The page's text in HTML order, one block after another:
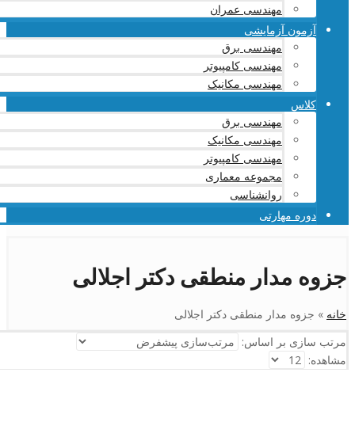
مهندسی عمران
آزمون آزمایشی
مهندسی برق
مهندسی کامپیوتر
مهندسی مکانیک
کلاس
مهندسی برق
مهندسی مکانیک
مهندسی کامپیوتر
مجموعه معماری
روانشناسی
دوره مهارتی
جزوه مدار منطقی دکتر اجلالی
خانه » جزوه مدار منطقی دکتر اجلالی
مرتب سازی بر اساس:
مشاهده: